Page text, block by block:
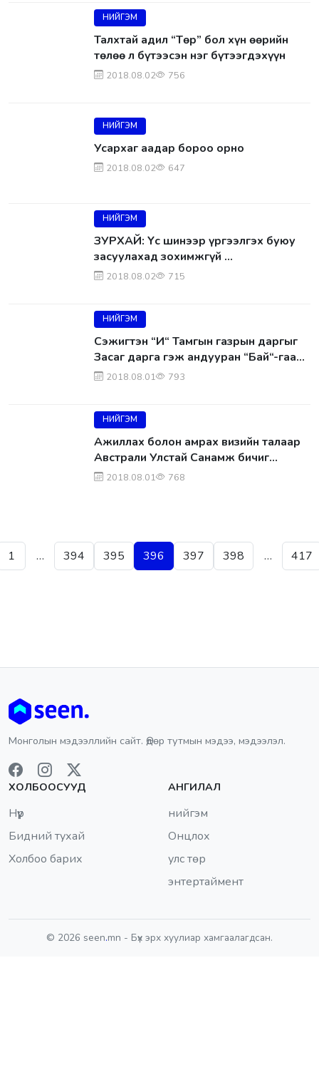
НИЙГЭМ
Талхтай адил “Төр” бол хүн өөрийн
төлөө л бүтээсэн нэг бүтээгдэхүүн
2018.08.02 756
НИЙГЭМ
Усархаг аадар бороо орно
2018.08.02 647
НИЙГЭМ
ЗУРХАЙ: Үс шинээр үргээлгэх буюу
засуулахад зохимжгүй …
2018.08.02 715
НИЙГЭМ
Сэжигтэн “И“ Тамгын газрын даргыг
Засаг дарга гэж андууран “Бай“-гаа
буруу онилсон уу?
2018.08.01 793
НИЙГЭМ
Ажиллах болон амрах визийн талаар
Австрали Улстай Санамж бичиг
байгуулна
2018.08.01 768
1 … 394 395 396 397 398 … 417
Монголын мэдээллийн сайт. Өдөр тутмын мэдээ, мэдээлэл.
ХОЛБООСУУД
Нүүр
Бидний тухай
Холбоо барих
АНГИЛАЛ
нийгэм
Онцлох
улс төр
энтертаймент
© 2026 seen.mn - Бүх эрх хуулиар хамгаалагдсан.